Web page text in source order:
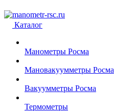
Каталог
Манометры Росма
Мановакуумметры Росма
Вакуумметры Росма
Термометры